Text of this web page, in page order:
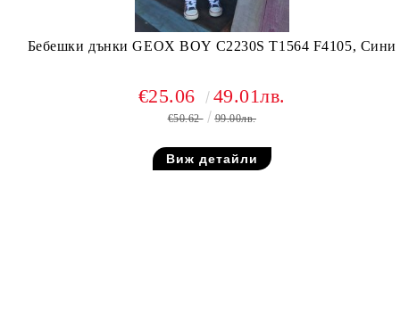
Бебешки дънки GEOX BOY C2230S T1564 F4105, Сини
€25.06 49.01лв.
€50.62 99.00лв.
Виж детайли